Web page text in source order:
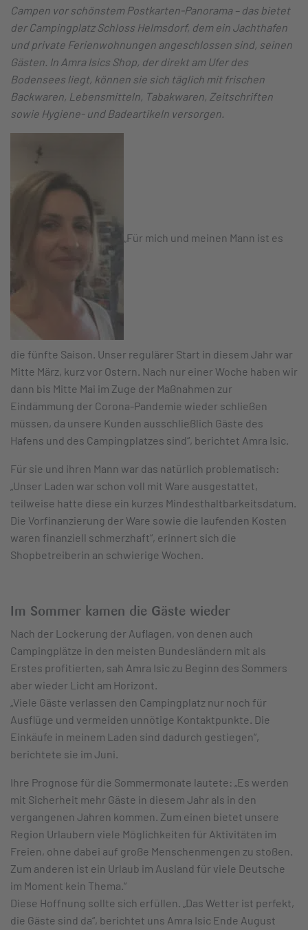
Campen vor schönstem Postkarten-Panorama – das bietet
der Campingplatz Schloss Helmsdorf, dem ein Jachthafen
und private Ferienwohnungen angeschlossen sind, seinen
Gästen. In Amra Isics Shop, der direkt am Ufer des
Bodensees liegt, können sie sich täglich mit frischen
Backwaren, Lebensmitteln, Tabakwaren, Zeitschriften
sowie Hygiene- und Badeartikeln versorgen.
„Für mich und meinen Mann ist es
die fünfte Saison. Unser regulärer Start in diesem Jahr war
Mitte März, kurz vor Ostern. Nach nur einer Woche haben wir
dann bis Mitte Mai im Zuge der Maßnahmen zur
Eindämmung der Corona-Pandemie wieder schließen
müssen, da unsere Kunden ausschließlich Gäste des
Hafens und des Campingplatzes sind“, berichtet Amra Isic.
Für sie und ihren Mann war das natürlich problematisch:
„Unser Laden war schon voll mit Ware ausgestattet,
teilweise hatte diese ein kurzes Mindesthaltbarkeitsdatum.
Die Vorfinanzierung der Ware sowie die laufenden Kosten
waren finanziell schmerzhaft“, erinnert sich die
Shopbetreiberin an schwierige Wochen.
Im Sommer kamen die Gäste wieder
Nach der Lockerung der Auflagen, von denen auch
Campingplätze in den meisten Bundesländern mit als
Erstes profitierten, sah Amra Isic zu Beginn des Sommers
aber wieder Licht am Horizont.
„Viele Gäste verlassen den Campingplatz nur noch für
Ausflüge und vermeiden unnötige Kontaktpunkte. Die
Einkäufe in meinem Laden sind dadurch gestiegen“,
berichtete sie im Juni.
Ihre Prognose für die Sommermonate lautete: „Es werden
mit Sicherheit mehr Gäste in diesem Jahr als in den
vergangenen Jahren kommen. Zum einen bietet unsere
Region Urlaubern viele Möglichkeiten für Aktivitäten im
Freien, ohne dabei auf große Menschenmengen zu stoßen.
Zum anderen ist ein Urlaub im Ausland für viele Deutsche
im Moment kein Thema.“
Diese Hoffnung sollte sich erfüllen. „Das Wetter ist perfekt,
die Gäste sind da“, berichtet uns Amra Isic Ende August